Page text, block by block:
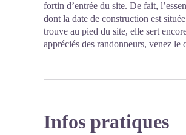
fortin d’entrée du site. De fait,
dont la date de construction est
trouve au pied du site, elle sert
appréciés des randonneurs, venez
Infos pratiques